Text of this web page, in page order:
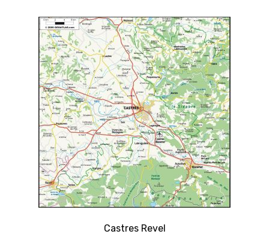
Castres Revel